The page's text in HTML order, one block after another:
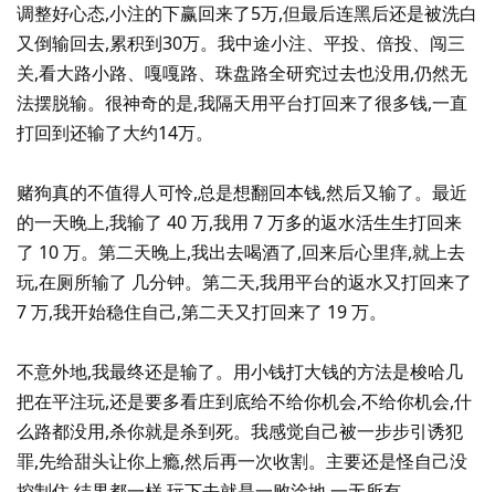
调整好心态,小注的下赢回来了5万,但最后连黑后还是被洗白
又倒输回去,累积到30万。我中途小注、平投、倍投、闯三
关,看大路小路、嘎嘎路、珠盘路全研究过去也没用,仍然无
法摆脱输。很神奇的是,我隔天用平台打回来了很多钱,一直
打回到还输了大约14万。
赌狗真的不值得人可怜,总是想翻回本钱,然后又输了。最近
的一天晚上,我输了 40 万,我用 7 万多的返水活生生打回来
了 10 万。第二天晚上,我出去喝酒了,回来后心里痒,就上去
玩,在厕所输了 几分钟。第二天,我用平台的返水又打回来了
7 万,我开始稳住自己,第二天又打回来了 19 万。
不意外地,我最终还是输了。用小钱打大钱的方法是梭哈几
把在平注玩,还是要多看庄到底给不给你机会,不给你机会,什
么路都没用,杀你就是杀到死。我感觉自己被一步步引诱犯
罪,先给甜头让你上瘾,然后再一次收割。主要还是怪自己没